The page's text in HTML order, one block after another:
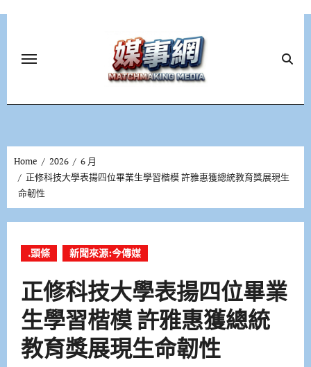
Home 2026
6 月
正修科技大學表揚四位畢業生學習楷模 許雅惠獲總統教育獎展現生
命韌性
.頭條 新聞來源:今傳媒
正修科技大學表揚四位畢業
生學習楷模 許雅惠獲總統
教育獎展現生命韌性